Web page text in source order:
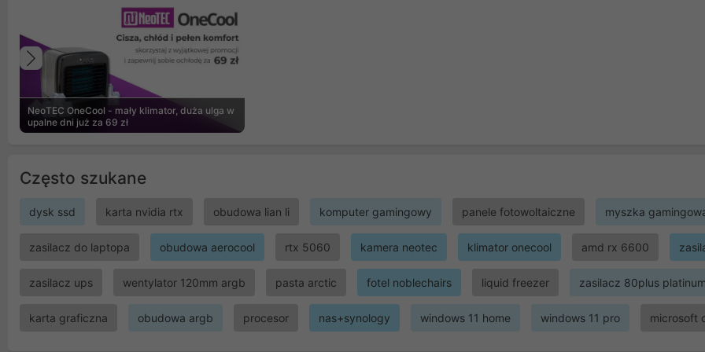
NeoTEC OneCool - mały klimator, duża ulga w
upalne dni już za 69 zł
Poprzedni
Często szukane
dysk ssd karta nvidia rtx obudowa lian li komputer gamingowy panele fotowoltaiczne myszka
zasilacz do laptopa obudowa aerocool rtx 5060 kamera neotec klimator onecool amd rx 6600
zasilacz ups wentylator 120mm argb pasta arctic fotel noblechairs liquid freezer zasilacz 80plus platinum
karta graficzna obudowa argb procesor nas+synology windows 11 home windows 11 pro microsoft